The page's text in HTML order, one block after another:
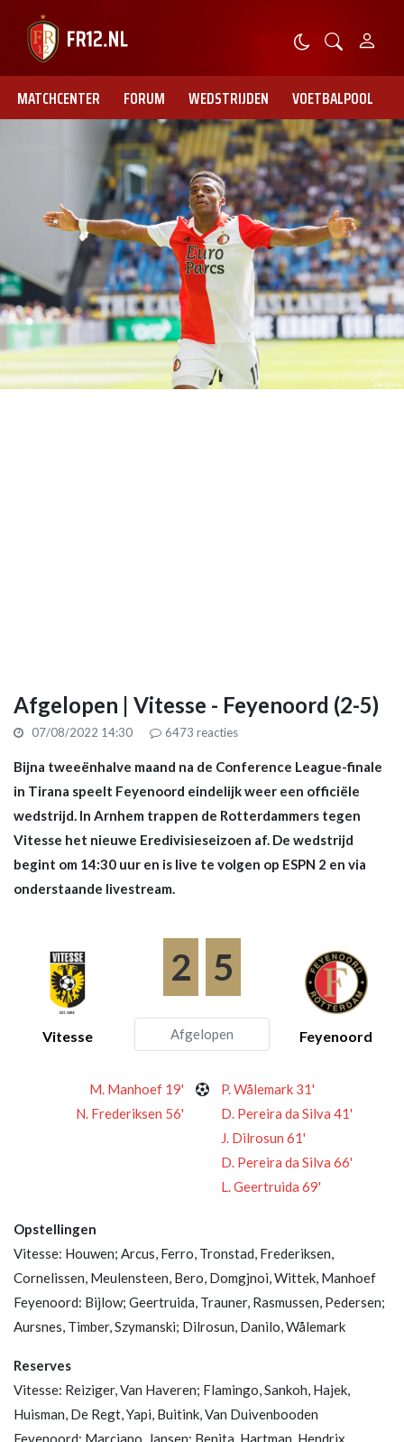
MATCHCENTER FORUM WEDSTRIJDEN VOETBALPOOL
Afgelopen | Vitesse - Feyenoord (2-5)
07/08/2022 14:30 6473 reacties
Bijna tweeënhalve maand na de Conference League-finale
in Tirana speelt Feyenoord eindelijk weer een officiële
wedstrijd. In Arnhem trappen de Rotterdammers tegen
Vitesse het nieuwe Eredivisieseizoen af. De wedstrijd
begint om 14:30 uur en is live te volgen op ESPN 2 en via
onderstaande livestream.
Vitesse
2 5
Afgelopen Feyenoord
M. Manhoef 19'
N. Frederiksen 56'
P. Wålemark 31'
D. Pereira da Silva 41'
J. Dilrosun 61'
D. Pereira da Silva 66'
L. Geertruida 69'
Opstellingen
Vitesse: Houwen; Arcus, Ferro, Tronstad, Frederiksen,
Cornelissen, Meulensteen, Bero, Domgjnoi, Wittek, Manhoef
Feyenoord: Bijlow; Geertruida, Trauner, Rasmussen, Pedersen;
Aursnes, Timber, Szymanski; Dilrosun, Danilo, Wålemark
Reserves
Vitesse: Reiziger, Van Haveren; Flamingo, Sankoh, Hajek,
Huisman, De Regt, Yapi, Buitink, Van Duivenbooden
Feyenoord: Marciano, Jansen; Benita, Hartman, Hendrix,